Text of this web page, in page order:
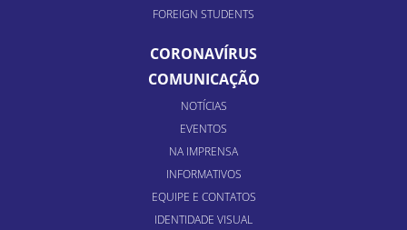
FOREIGN STUDENTS
CORONAVÍRUS
COMUNICAÇÃO
NOTÍCIAS
EVENTOS
NA IMPRENSA
INFORMATIVOS
EQUIPE E CONTATOS
IDENTIDADE VISUAL